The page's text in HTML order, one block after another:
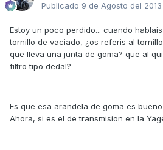
Publicado 9 de Agosto del 2013
Estoy un poco perdido... cuando
tornillo de vaciado, ¿os referis al
que lleva una junta de goma? que al
filtro tipo dedal?
Es que esa arandela de goma es
Ahora, si es el de transmision en la